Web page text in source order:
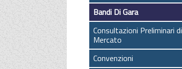
Bandi Di Gara
Consultazioni Preliminari di
Mercato
Convenzioni